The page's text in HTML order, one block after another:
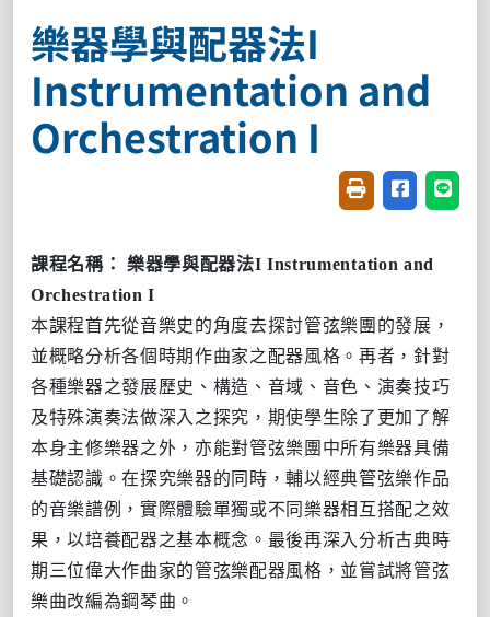
樂器學與配器法I
Instrumentation and
Orchestration I
友善列印(開新視
分享至臉書
分享
課程名稱：樂器學與配器法I Instrumentation and
Orchestration I
本課程首先從音樂史的角度去探討管弦樂團的發展，
並概略分析各個時期作曲家之配器風格。再者，針對
各種樂器之發展歷史、構造、音域、音色、演奏技巧
及特殊演奏法做深入之探究 ，期使學生除了更加了解
本身主修樂器之外，亦能對管弦樂團中所有樂器具備
基礎認識。在探究樂器的同時，輔以經典管弦樂作品
的音樂譜例，實際體驗單獨或不同樂器相互搭配之效
果，以培養配器之基本概念。最後再深入分析古典時
期三位偉大作曲家的管弦樂配器風格，並嘗試將管弦
樂曲改編為鋼琴曲。